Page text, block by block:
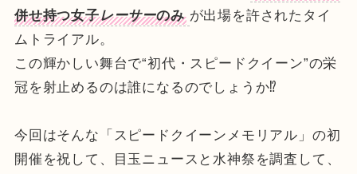
併せ持つ女子レーサーのみ が出場を許されたタイ
ムトライアル。
この輝かしい舞台で“初代・スピードクイーン”の栄
冠を射止めるのは誰になるのでしょうか⁉
今回はそんな「スピードクイーンメモリアル」の初
開催を祝して、目玉ニュースと水神祭を調査して、